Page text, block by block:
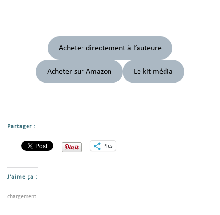
Acheter directement à l’auteure
Acheter sur Amazon Le kit média
Partager :
Plus
J’aime ça :
chargement…